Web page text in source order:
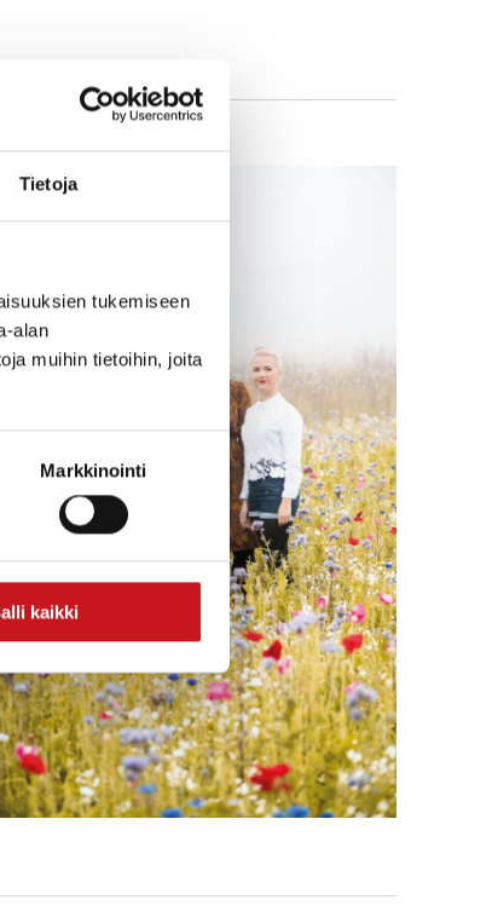
Tietoja
tukemiseen
alan
muihin tietoihin, joita
Markkinointi
kaikki